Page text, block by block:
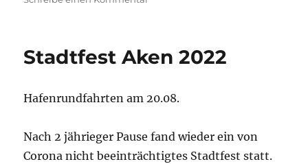
Stadtfest Aken 2022
Hafenrundfahrten am 20.08.
Nach 2 jährieger Pause fand wieder ein von
Corona nicht beeinträchtigtes Stadtfest statt.